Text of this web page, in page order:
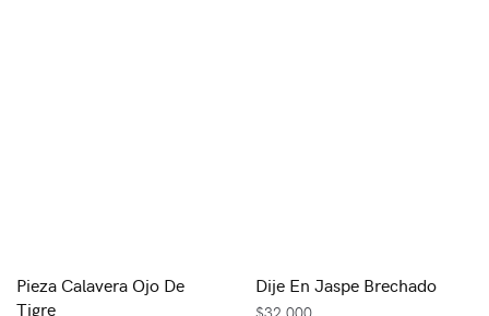
Pieza Calavera Ojo De
Tigre
Dije En Jaspe Brechado
$32,000